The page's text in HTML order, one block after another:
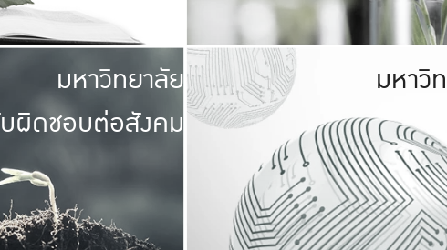
มหาวิทยาลัย
ผิดชอบต่อสังคม
มหาวิท
มหาวิ